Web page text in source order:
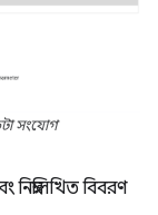
সংযোগ
বিবরণ